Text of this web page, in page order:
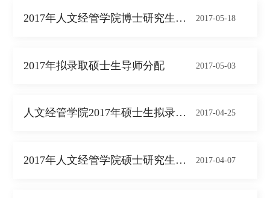
2017年人文经管学院博士研究生复试工作... 2017-05-18
2017年拟录取硕士生导师分配 2017-05-03
人文经管学院2017年硕士生拟录取名单公... 2017-04-25
2017年人文经管学院硕士研究生拟录取名... 2017-04-07